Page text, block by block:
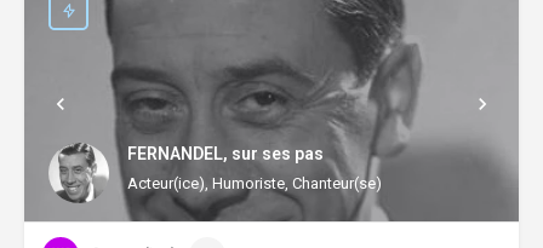
FERNANDEL, sur ses pas
Acteur(ice), Humoriste, Chanteur(se)